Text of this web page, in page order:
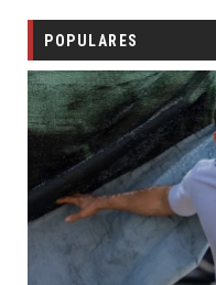
POPULARES